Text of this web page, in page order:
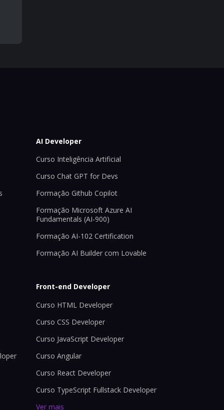
AI Developer
Curso Inteligência Artificial
Curso Chat GPT for Devs
Formação Github Copilot
Formação Microsoft Azure AI
Fundamentals (AI-900)
Formação AI-102 Certification
Formação AI Builder com Lovable
Front-end Developer
Curso HTML Developer
Curso CSS Developer
Curso JavaScript Developer
Curso Angular
Curso React Developer
Curso TypeScript Fullstack Developer
Ver mais